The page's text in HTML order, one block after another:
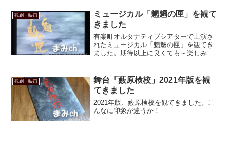
きました。ええもう、圧倒されましたと
も。
観劇・映画
ミュージカル「魍魎の匣」を観て
きました
有楽町オルタナティブシアターで上演さ
れたミュージカル「魍魎の匣」を観てき
ました。期待以上に良くても～楽しみま
観劇・映画
舞台「藪原検校」2021年版を観
てきました
2021年版、藪原検校を観てきました。こ
んなに印象が違うか！